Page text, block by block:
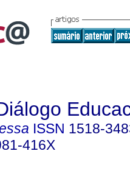
ISSN 1518-
416X